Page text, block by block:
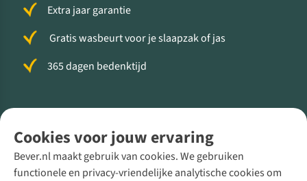
Cookies voor jouw ervaring
Bever.nl maakt gebruik van cookies. We gebruiken
functionele en privacy-vriendelijke analytische cookies om
Extra jaar garantie
Gratis wasbeurt voor je slaapzak of jas
365 dagen bedenktijd